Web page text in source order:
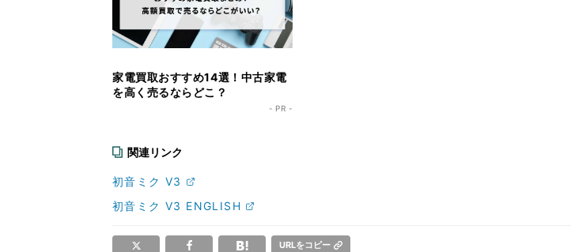
家電買取おすすめ14選！中古家電
を高く売るならどこ？
- PR -
関連リンク
初音ミク V3
初音ミク V3 ENGLISH
URLをコピー